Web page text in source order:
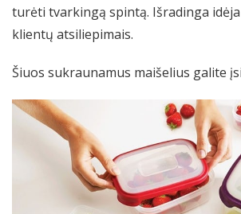
turėti tvarkingą spintą. Išradinga
klientų atsiliepimais.
Šiuos sukraunamus maišelius galite